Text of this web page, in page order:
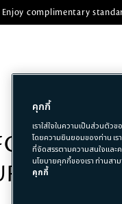
Enjoy complimentary
คุกกี้
เราใส่ใจในความเป็นส่วนตัว
โดยความยินยอมของท่าน เร
ที่จัดสรรตามความสนใจและ
นโยบายคุกกี้ของเรา ท่านส
คุกกี้